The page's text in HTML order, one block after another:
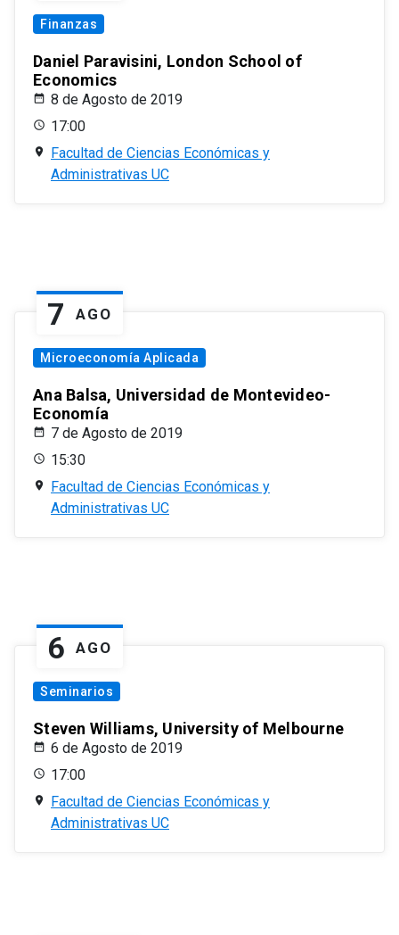
Finanzas
Daniel Paravisini, London School of
Economics
8 de Agosto de 2019
17:00
Facultad de Ciencias Económicas y
Administrativas UC
7 AGO
Microeconomía Aplicada
Ana Balsa, Universidad de Montevideo-
Economía
7 de Agosto de 2019
15:30
Facultad de Ciencias Económicas y
Administrativas UC
6 AGO
Seminarios
Steven Williams, University of Melbourne
6 de Agosto de 2019
17:00
Facultad de Ciencias Económicas y
Administrativas UC